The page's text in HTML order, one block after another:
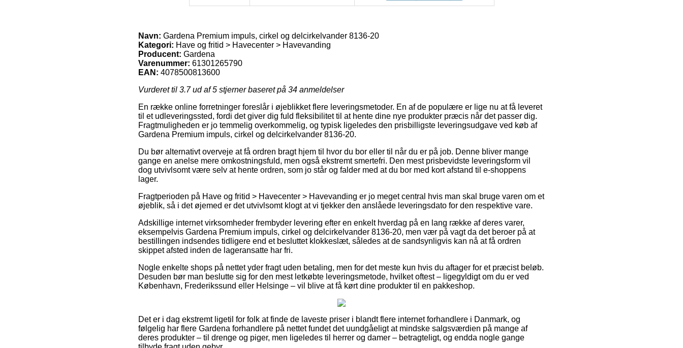
Navn: Gardena Premium impuls, cirkel og delcirkelvander 8136-20
Kategori: Have og fritid > Havecenter > Havevanding
Producent: Gardena
Varenummer: 61301265790
EAN: 4078500813600
Vurderet til 3.7ud af 5 stjerner baseret på 34 anmeldelser
En række online forretninger foreslår i øjeblikket flere leveringsmetoder. En af de populære er lige nu at få leveret
til et udleveringssted, fordi det giver dig fuld fleksibilitet til at hente dine nye produkter præcis når det passer dig.
Fragtmuligheden er jo temmelig overkommelig, og typisk ligeledes den prisbilligste leveringsudgave ved køb af
Gardena Premium impuls, cirkel og delcirkelvander 8136-20.
Du bør alternativt overveje at få ordren bragt hjem til hvor du bor eller til når du er på job. Denne bliver mange
gange en anelse mere omkostningsfuld, men også ekstremt smertefri. Den mest prisbevidste leveringsform vil
dog utvivlsomt være selv at hente ordren, som jo står og falder med at du bor med kort afstand til e-shoppens
lager.
Fragtperioden på Have og fritid > Havecenter > Havevanding er jo meget central hvis man skal bruge varen om et
øjeblik, så i det øjemed er det utvivlsomt klogt at vi tjekker den anslåede leveringsdato for den respektive vare.
Adskillige internet virksomheder frembyder levering efter en enkelt hverdag på en lang række af deres varer,
eksempelvis Gardena Premium impuls, cirkel og delcirkelvander 8136-20, men vær på vagt da det beroer på at
bestillingen indsendes tidligere end et besluttet klokkeslæt, således at de sandsynligvis kan nå at få ordren
skippet afsted inden de lageransatte har fri.
Nogle enkelte shops på nettet yder fragt uden betaling, men for det meste kun hvis du aftager for et præcist beløb.
Desuden bør man beslutte sig for den mest letkøbte leveringsmetode, hvilket oftest – ligegyldigt om du er ved
København, Frederikssund eller Helsinge – vil blive at få kørt dine produkter til en pakkeshop.
Det er i dag ekstremt ligetil for folk at finde de laveste priser i blandt flere internet forhandlere i Danmark, og
følgelig har flere Gardena forhandlere på nettet fundet det uundgåeligt at mindske salgsværdien på mange af
deres produkter – til drenge og piger, men ligeledes til herrer og damer – betragteligt, og endda nogle gange